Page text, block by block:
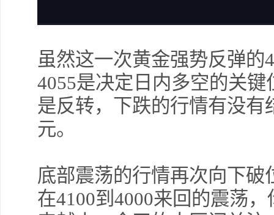
虽然这一次黄金强势反弹的
4055是决定日内多空的关
是反转，下跌的行情有没有
元。
底部震荡的行情再次向下
在4100到4000来回的震荡